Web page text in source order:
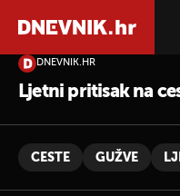
DNEVNIK.HR
Ljetni pritisak na
CESTE GUŽVE
PRETRAŽITE VIJESTI